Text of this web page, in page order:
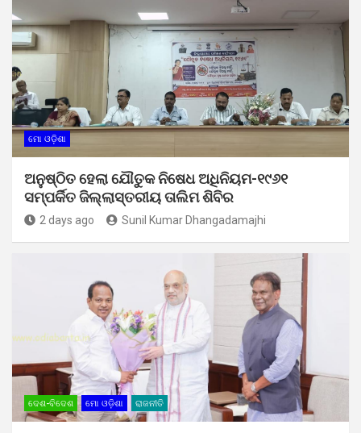
ମୋ ଓଡ଼ିଶା
ଅନୁଷ୍ଠିତ ହେଲା ଯୌତୁକ ନିଷେଧ ଅଧିନିୟମ-୧୯୬୧
ସମ୍ପର୍କିତ ଜିଲ୍ଲାସ୍ତରୀୟ ତାଲିମ ଶିବିର
2 days ago Sunil Kumar Dhangadamajhi
ଦେଶ-ବିଦେଶ ମୋ ଓଡ଼ିଶା ରାଜନୀତି